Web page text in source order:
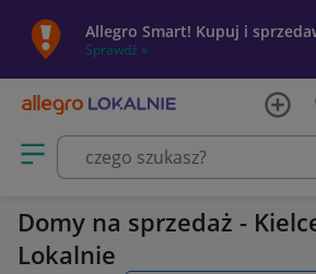
Allegro Smart! Kupuj i
Sprawdź »
Otwórz menu z kategoriami
Domy na sprzedaż -
Lokalnie